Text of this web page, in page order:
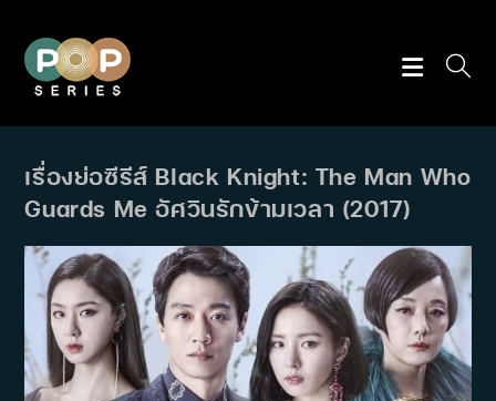
content
เรื่องย่อซีรีส์ Black Knight: The Man Who
Guards Me อัศวินรักข้ามเวลา (2017)